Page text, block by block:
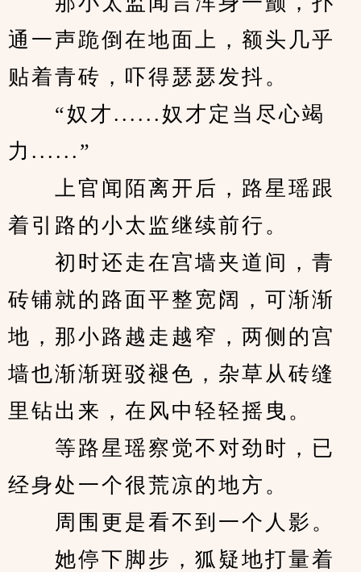
通一声跪倒在地面上，额头几乎
贴着青砖，吓得瑟瑟发抖。
“奴才......奴才定当尽心竭
力......”
上官闻陌离开后，路星瑶跟
着引路的小太监继续前行。
初时还走在宫墙夹道间，青
砖铺就的路面平整宽阔，可渐渐
地，那小路越走越窄，两侧的宫
墙也渐渐斑驳褪色，杂草从砖缝
里钻出来，在风中轻轻摇曳。
等路星瑶察觉不对劲时，已
经身处一个很荒凉的地方。
周围更是看不到一个人影。
她停下脚步，狐疑地打量着